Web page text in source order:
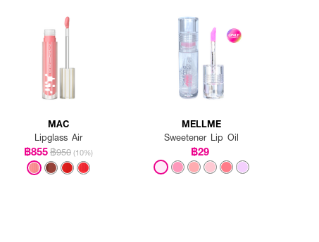
MAC
Lipglass Air
฿855฿950 (10%)
MELLME
Sweetener Lip Oil
฿29